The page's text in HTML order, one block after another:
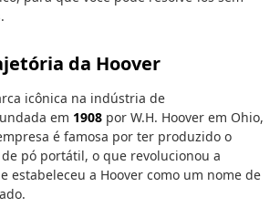
da Hoover
icônica na indústria de
em 1908 por W.H. Hoover em Ohio,
é famosa por ter produzido o
pó portátil, o que revolucionou a
estabeleceu a Hoover como um nome de